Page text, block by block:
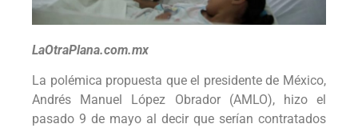
LaOtraPlana.com.mx
La polémica propuesta que el presidente de México,
Andrés Manuel López Obrador (AMLO), hizo el
pasado 9 de mayo al decir que serían contratados